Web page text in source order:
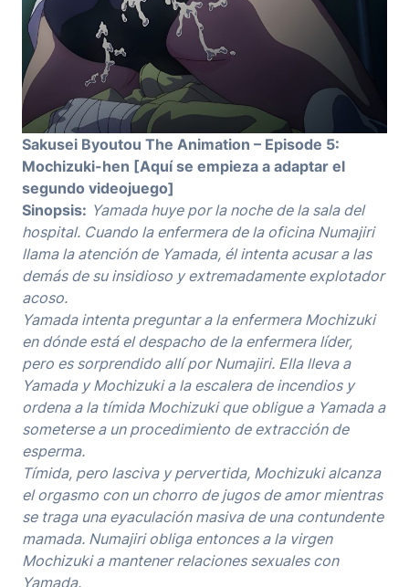
Sakusei Byoutou The Animation – Episode 5:
Mochizuki-hen [Aquí se empieza a adaptar el
segundo videojuego]
Sinopsis: Yamada huye por la noche de la sala del
hospital. Cuando la enfermera de la oficina Numajiri
llama la atención de Yamada, él intenta acusar a las
demás de su insidioso y extremadamente explotador
acoso.
Yamada intenta preguntar a la enfermera Mochizuki
en dónde está el despacho de la enfermera líder,
pero es sorprendido allí por Numajiri. Ella lleva a
Yamada y Mochizuki a la escalera de incendios y
ordena a la tímida Mochizuki que obligue a Yamada a
someterse a un procedimiento de extracción de
esperma.
Tímida, pero lasciva y pervertida, Mochizuki alcanza
el orgasmo con un chorro de jugos de amor mientras
se traga una eyaculación masiva de una contundente
mamada. Numajiri obliga entonces a la virgen
Mochizuki a mantener relaciones sexuales con
Yamada.